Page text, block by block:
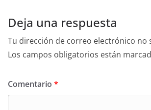
Deja una respuesta
Tu dirección de correo electrónico no
Los campos obligatorios están
Comentario *